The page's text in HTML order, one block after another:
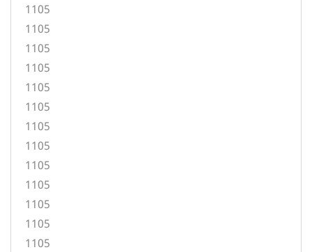
1105
1105
1105
1105
1105
1105
1105
1105
1105
1105
1105
1105
1105